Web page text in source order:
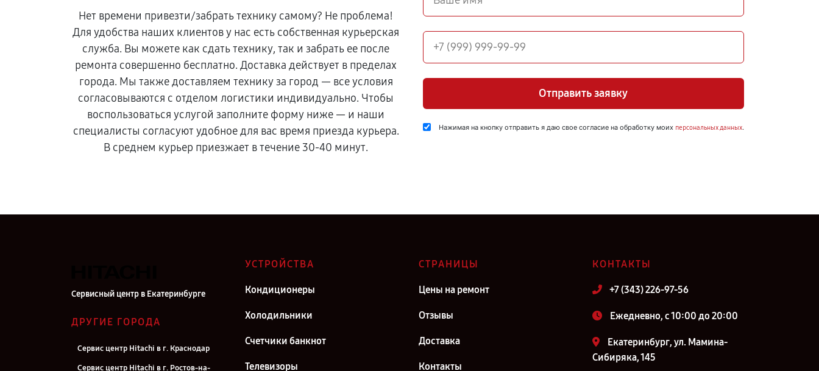
Нет времени привезти/забрать технику самому? Не проблема!
Для удобства наших клиентов у нас есть собственная курьерская
служба. Вы можете как сдать технику, так и забрать ее после
ремонта совершенно бесплатно. Доставка действует в пределах
города. Мы также доставляем технику за город — все условия
согласовываются с отделом логистики индивидуально. Чтобы
воспользоваться услугой заполните форму ниже — и наши
специалисты согласуют удобное для вас время приезда курьера.
В среднем курьер приезжает в течение 30-40 минут.
Отправить заявку
Нажимая на кнопку отправить я даю свое согласие на обработку моих персональных данных.
Сервисный центр в Екатеринбурге
ДРУГИЕ ГОРОДА
Сервис центр Hitachi в г. Краснодар
Сервис центр Hitachi в г. Ростов-на-
УСТРОЙСТВА
Кондиционеры
Холодильники
Счетчики банкнот
Телевизоры
СТРАНИЦЫ
Цены на ремонт
Отзывы
Доставка
Контакты
КОНТАКТЫ
+7 (343) 226-97-56
Ежедневно, с 10:00 до 20:00
Екатеринбург, ул. Мамина-
Сибиряка, 145